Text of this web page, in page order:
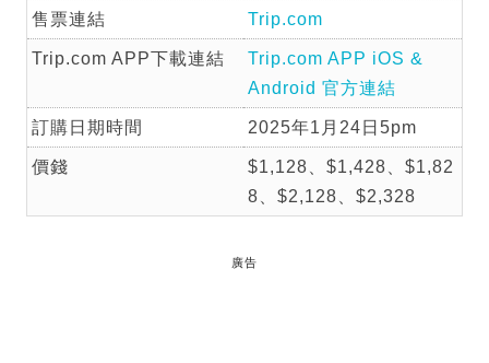
售票連結 Trip.com
Trip.com APP下載連結
Trip.com APP iOS &
Android 官方連結
訂購日期時間 2025年1月24日5pm
價錢
$1,128、$1,428、$1,82
8、$2,128、$2,328
廣告